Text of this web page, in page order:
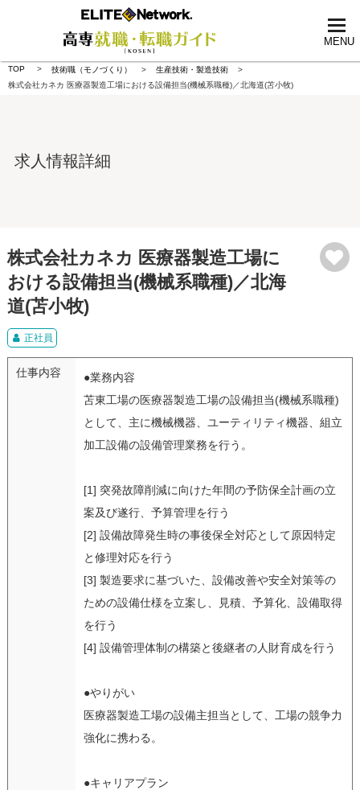
MENU
TOP 技術職（モノづくり）
生産技術・製造技術
株式会社カネカ 医療器製造工場における設備担当(機械系職種)／北海道(苫小牧)
求人情報詳細
株式会社カネカ 医療器製造工場に
おける設備担当(機械系職種)／北海
道(苫小牧)
正社員
仕事内容
●業務内容
苫東工場の医療器製造工場の設備担当(機械系職種)
として、主に機械機器、ユーティリティ機器、組立
加工設備の設備管理業務を行う。
[1] 突発故障削減に向けた年間の予防保全計画の立
案及び遂行、予算管理を行う
[2] 設備故障発生時の事後保全対応として原因特定
と修理対応を行う
[3] 製造要求に基づいた、設備改善や安全対策等の
ための設備仕様を立案し、見積、予算化、設備取得
を行う
[4] 設備管理体制の構築と後継者の人財育成を行う
●やりがい
医療器製造工場の設備主担当として、工場の競争力
強化に携わる。
●キャリアプラン